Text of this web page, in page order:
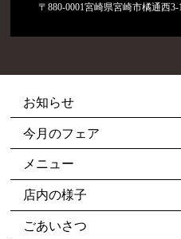
〒880-0001宮崎県宮崎市橘通西
お知らせ
今月のフェア
メニュー
店内の様子
ごあいさつ